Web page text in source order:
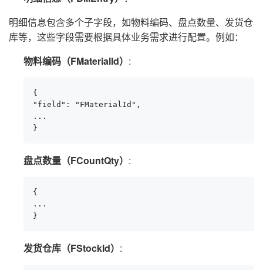
明细信息包含多个子字段，如物料编码、盘点数量、发货仓
库等，这些字段需要根据具体业务需求进行配置。例如：
物料编码（FMaterialId） :
{
"field": "FMaterialId",
...
}
盘点数量（FCountQty） :
{
...
}
发货仓库（FStockId） :